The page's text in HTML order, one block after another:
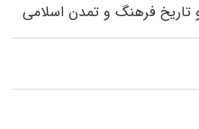
تاریخ فرهنگ و تمدن اسلامی